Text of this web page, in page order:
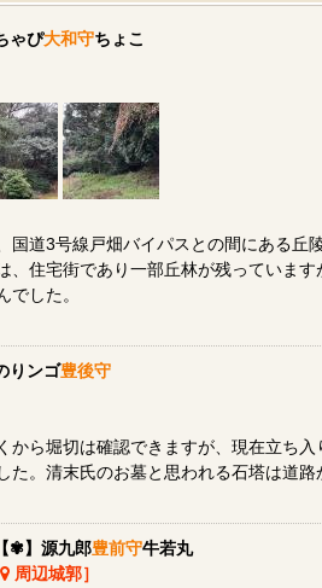
ゃぴ大和守ちょこ
国道3号線戸畑バイパスとの間にある丘
、住宅街であり一部丘林が残っていま
でした。
りンゴ豊後守
から堀切は確認できますが、現在立ち
た。清末氏のお墓と思われる石塔は道
✾】源九郎豊前守牛若丸
周辺城郭］